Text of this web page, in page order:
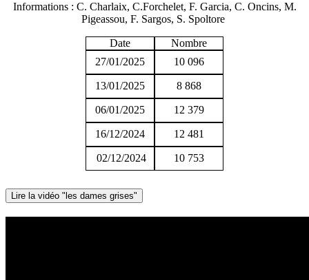
Informations : C. Charlaix, C.Forchelet, F. Garcia, C. Oncins, M.
Pigeassou, F. Sargos, S. Spoltore
Date
Nombre
27/01/2025
10 096
13/01/2025 8 868
06/01/2025 12 379
16/12/2024 12 481
02/12/2024 10 753
Lire la vidéo "les dames grises"